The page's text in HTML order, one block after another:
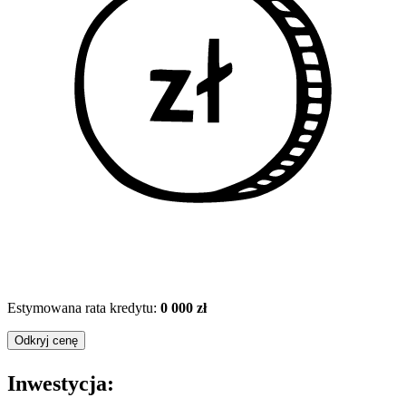
Estymowana rata kredytu: 0 000 zł
Odkryj cenę
Inwestycja: